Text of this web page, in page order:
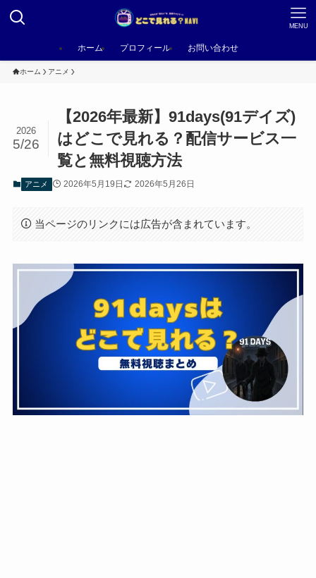
MENU
ホーム プロフィール お問い合わせ
ホーム アニメ
【2026年最新】91days(91デイズ)
はどこで見れる？配信サービス一
覧と無料視聴方法
2026
5/26
アニメ 2026年5月19日 2026年5月26日
当ページのリンクには広告が含まれています。